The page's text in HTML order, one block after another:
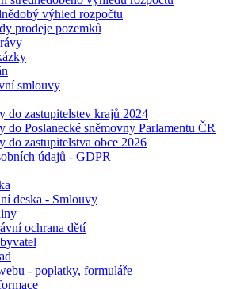
výhled rozpočtu
prodeje pozemků
smlouvy
do zastupitelstev krajů 2024
do Poslanecké sněmovny Parlamentu ČR
do zastupitelstva obce 2026
údajů - GDPR
deska - Smlouvy
ochrana dětí
- poplatky, formuláře